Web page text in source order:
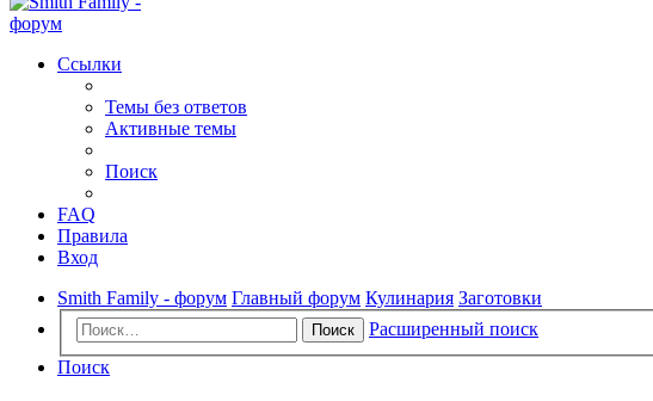
Ссылки
Темы без ответов
Активные темы
Поиск
FAQ
Правила
Вход
Smith Family - форум Главный форум Кулинария Заготовки
Поиск
Расширенный поиск
Поиск